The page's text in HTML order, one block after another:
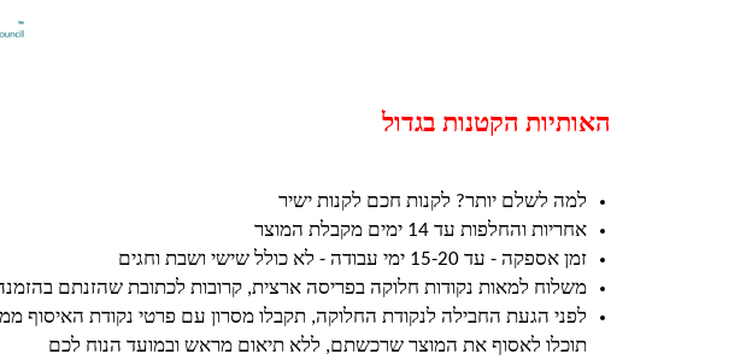
האותיות הקטנות בגדול
למה לשלם יותר? לקנות חכם לקנות ישיר
אחריות והחלפות עד 14 ימים מקבלת המוצר
זמן אספקה - עד 15-20 ימי עבודה - לא כולל שישי ושבת וחגים
משלוח למאות נקודות חלוקה בפריסה ארצית, קרובות לכתובת שהזנתם
לפני הגעת החבילה לנקודת החלוקה, תקבלו מסרון עם פרטי נקודת האיסוף
תוכלו לאסוף את המוצר שרכשתם, ללא תיאום מראש ובמועד הנוח לכם